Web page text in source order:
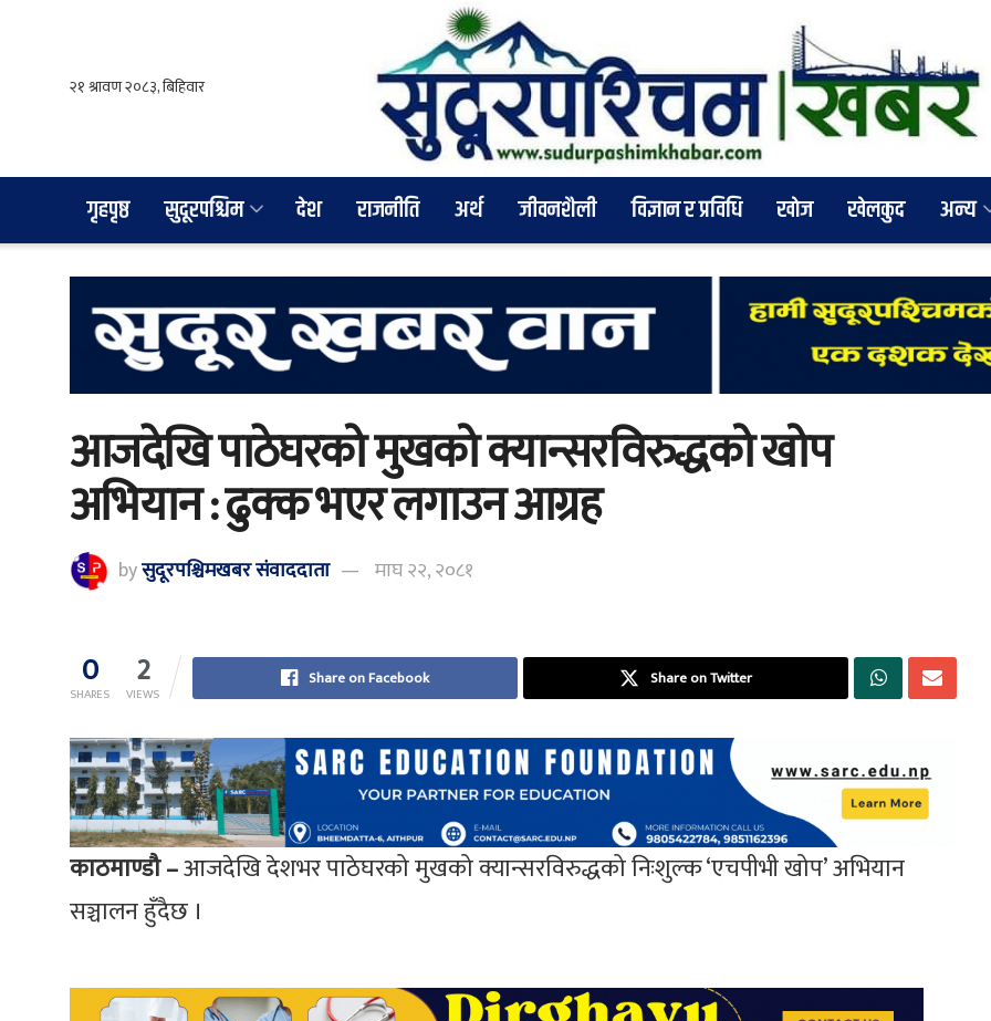
गृहपृष्ठ सुदूरपश्चिम देश राजनीति अर्थ जीवनशैली विज्ञान र प्रविधि खाेज खेलकुद अन्य
आजदेखि पाठेघरको मुखको क्यान्सरविरुद्धको खोप
अभियान : ढुक्क भएर लगाउन आग्रह
byसुदूरपश्चिमखबर संंवाददाता माघ २२, २०८१
0
SHARES 2
VIEWS
Share on Facebook Share on Twitter
काठमाण्डौ –आजदेखि देशभर पाठेघरको मुखको क्यान्सरविरुद्धको निःशुल्क ‘एचपीभी खोप’ अभियान
सञ्चालन हुँदैछ ।